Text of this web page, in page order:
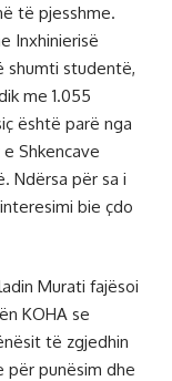
të pjesshme.
Inxhinierisë
shumti studentë,
me 1.055
është parë nga
Shkencave
Ndërsa për sa i
bie çdo
Murati fajësoi
KOHA se
të zgjedhin
për punësim dhe